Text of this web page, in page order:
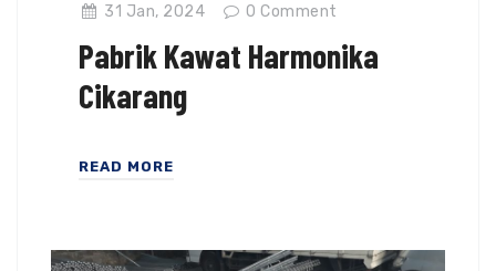
31 Jan, 2024 0 Comment
Pabrik Kawat Harmonika
Cikarang
READ MORE